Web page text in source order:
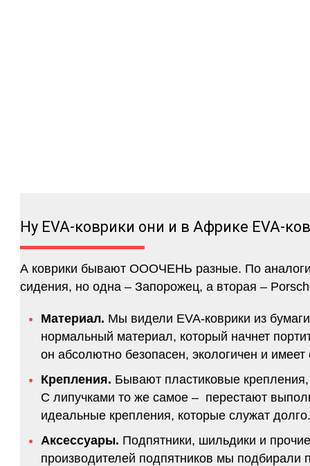
Ну EVA-коврики они и в Африке EVA-
А коврики бывают ОООЧЕНЬ разные. По
сидения, но одна – Запорожец, а вторая –
Материал. Мы видели EVA-коврики из
нормальный материал, который начнет
он абсолютно безопасен, экологичен и
Крепления. Бывают пластиковые
С липучками то же самое – перестают
идеальные крепления, которые служат
Аксессуары. Подпятники, шильдики и
производителей подпятников мы подбирали